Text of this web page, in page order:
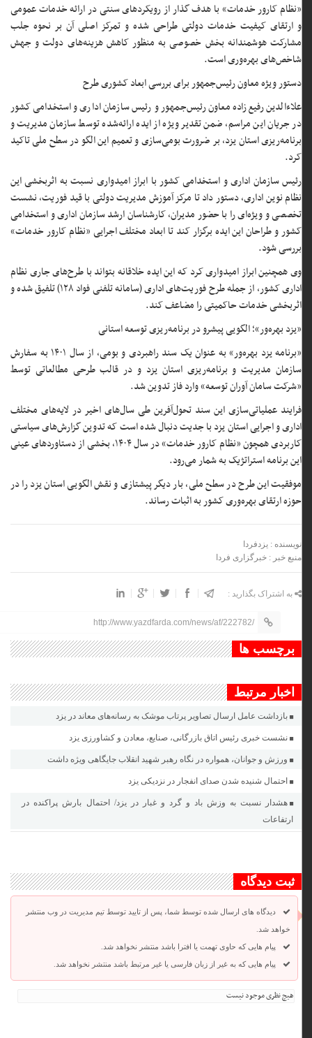
«نظام کارور خدمات» با هدف گذار از رویکردهای سنتی در ارائه خدمات عمومی
و ارتقای کیفیت خدمات دولتی طراحی شده و تمرکز اصلی آن بر نحوه جلب
مشارکت هوشمندانه بخش خصوصی به منظور کاهش هزینه‌های دولت و جهش
شاخص‌های بهره‌وری است.
دستور ویژه معاون رئیس‌جمهور برای بررسی ابعاد کشوری طرح
علاءالدین رفیع‌زاده معاون رئیس‌جمهور و رئیس سازمان اداری و استخدامی کشور
در جریان این مراسم، ضمن تقدیر ویژه از ایده ارائه‌شده توسط سازمان مدیریت و
برنامه‌ریزی استان یزد، بر ضرورت بومی‌سازی و تعمیم این الگو در سطح ملی تاکید
کرد.
رئیس سازمان اداری و استخدامی کشور با ابراز امیدواری نسبت به اثربخشی این
نظام نوین اداری، دستور داد تا مرکز آموزش مدیریت دولتی با قید فوریت، نشست
تخصصی و ویژه‌ای را با حضور مدیران، کارشناسان ارشد سازمان اداری و استخدامی
کشور و طراحان این ایده برگزار کند تا ابعاد مختلف اجرایی «نظام کارور خدمات»
بررسی شود.
وی همچنین ابراز امیدواری کرد که این ایده خلاقانه بتواند با طرح‌های جاری نظام
اداری کشور، از جمله طرح فوریت‌های اداری (سامانه تلفنی فواد ۱۲۸) تلفیق شده و
اثربخشی خدمات حاکمیتی را مضاعف کند.
«یزد بهره‌ور»؛ الگویی پیشرو در برنامه‌ریزی توسعه استانی
«برنامه یزد بهره‌ور» به عنوان یک سند راهبردی و بومی، از سال ۱۴۰۱ به سفارش
سازمان مدیریت و برنامه‌ریزی استان یزد و در قالب طرحی مطالعاتی توسط
«شرکت سامان آوران توسعه» وارد فاز تدوین شد.
فرایند عملیاتی‌سازی این سند تحول‌آفرین طی سال‌های اخیر در لایه‌های مختلف
اداری و اجرایی استان یزد با جدیت دنبال شده است که تدوین گزارش‌های سیاستی
کاربردی همچون «نظام کارور خدمات» در سال ۱۴۰۴، بخشی از دستاوردهای عینی
این برنامه استراتژیک به شمار می‌رود.
موفقیت این طرح در سطح ملی، بار دیگر پیشتازی و نقش الگویی استان یزد را در
حوزه ارتقای بهره‌وری کشور به اثبات رساند.
نویسنده : یزدفردا
منبع خبر : خبرگزاری فردا
به اشتراک بگذارید :
http://www.yazdfarda.com/news/af/222782/
برچسب ها
اخبار مرتبط
بازداشت عامل ارسال تصاویر پرتاب موشک به رسانه‌های معاند در یزد
نشست خبری رئیس اتاق بازرگانی، صنایع، معادن و کشاورزی یزد
ورزش و جوانان، همواره در نگاه رهبر شهید انقلاب جایگاهی ویژه داشت
احتمال شنیده شدن صدای انفجار در نزدیکی یزد
هشدار نسبت به وزش باد و گرد و غبار در یزد/ احتمال بارش پراکنده در
ارتفاعات
ثبت دیدگاه
دیدگاه های ارسال شده توسط شما، پس از تایید توسط تیم مدیریت در وب منتشر
خواهد شد.
پیام هایی که حاوی تهمت یا افترا باشد منتشر نخواهد شد.
پیام هایی که به غیر از زبان فارسی یا غیر مرتبط باشد منتشر نخواهد شد.
هیچ نظری موجود نیست